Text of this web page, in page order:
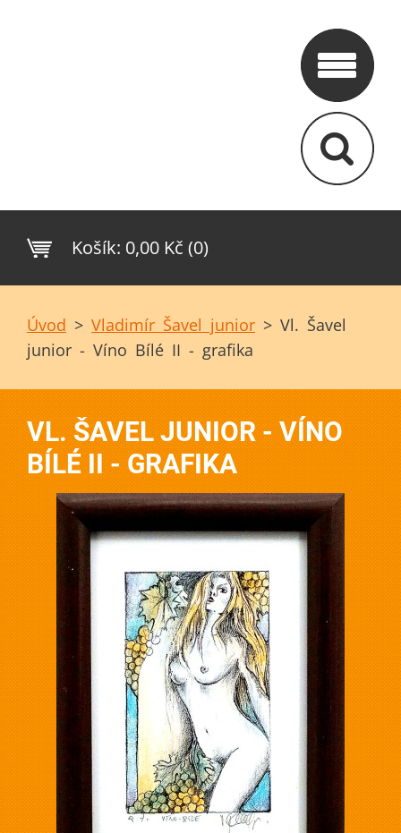
Košík: 0,00 Kč (0)
Úvod > Vladimír Šavel junior > Vl. Šavel
junior - Víno Bílé II - grafika
VL. ŠAVEL JUNIOR - VÍNO
BÍLÉ II - GRAFIKA